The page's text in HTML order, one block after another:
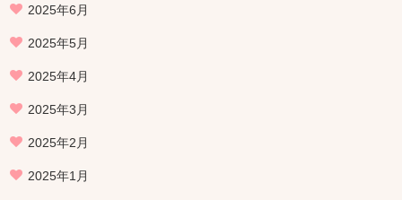
2025年6月
2025年5月
2025年4月
2025年3月
2025年2月
2025年1月